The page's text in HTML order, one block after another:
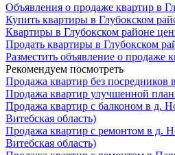
Объявления о продаже квартир в
Купить квартиры в Глубокском
Квартиры в Глубокском районе
Продать квартиры в Глубокском
Разместить объявление о продаже
Рекомендуем посмотреть
Продажа квартир без посредников
Продажа квартир улучшенной
Продажа квартир с балконом в д.
Витебская область)
Продажа квартир с ремонтом в д.
Витебская область)